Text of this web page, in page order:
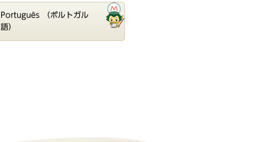
Português （ポルトガル
語）